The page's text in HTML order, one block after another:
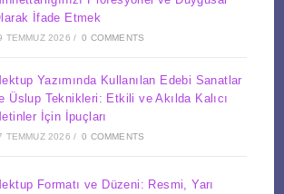
İfade Etmek
TEMMUZ 2026 / 0 COMMENTS
Yazımında Kullanılan Edebi Sanatlar
Üslup Teknikleri: Etkili ve Akılda Kalıcı
İçin İpuçları
TEMMUZ 2026 / 0 COMMENTS
Formatı ve Düzeni: Resmi, Yarı